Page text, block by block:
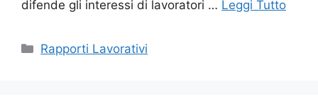
difende gli interessi di lavoratori … Leggi Tutto
Categorie
Rapporti Lavorativi